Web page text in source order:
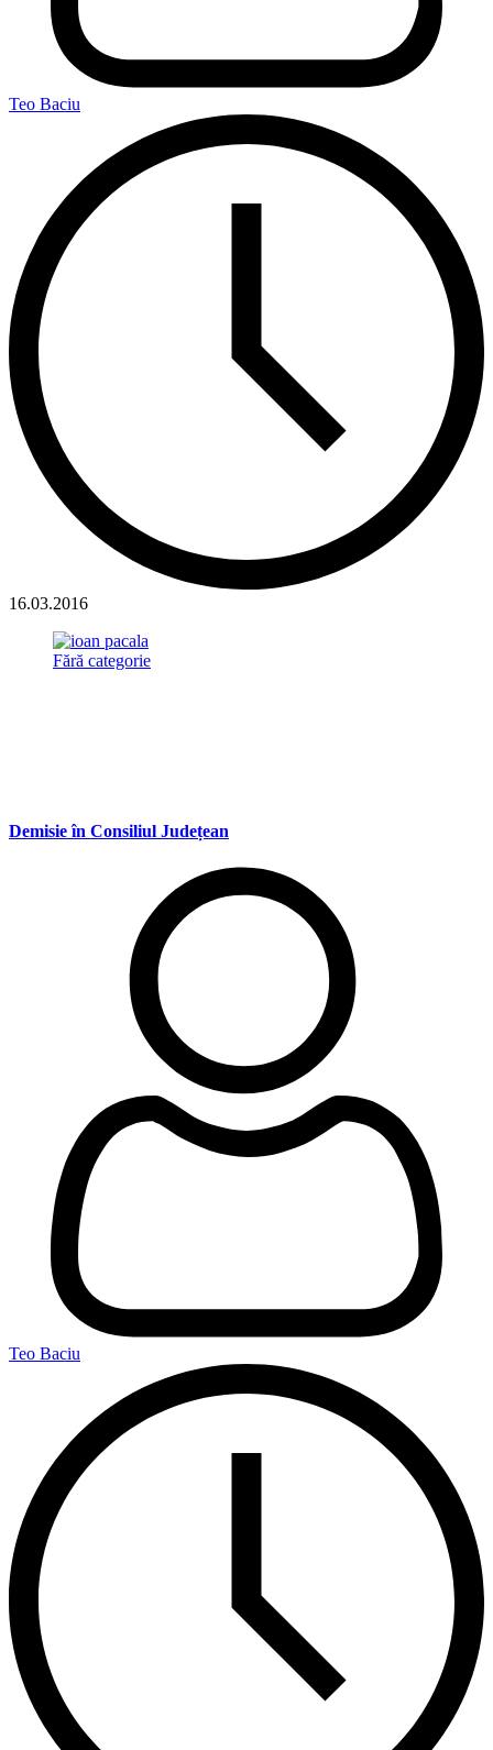
Teo Baciu
16.03.2016
Fără categorie
Demisie în Consiliul Județean
Teo Baciu